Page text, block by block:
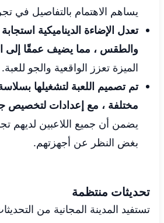
يساهم الاهتمام بالتفاصيل في
تعدل الإضاءة الديناميكية
والطقس ، مما يضيف عمقًا إلى
الميزة تعزز الواقعية والجو للعبة.
تم تصميم اللعبة لتشغيلها
مختلفة ، مع إعدادات لتخصيص
يضمن أن جميع اللاعبين لديهم
بغض النظر عن أجهزتهم.
تحديثات منتظمة
تستفيد المدينة المجانية من